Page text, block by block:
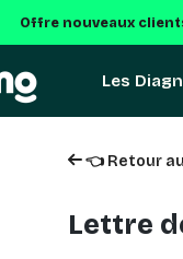
Offre nouveaux
Les
👈 Retour
Lettre